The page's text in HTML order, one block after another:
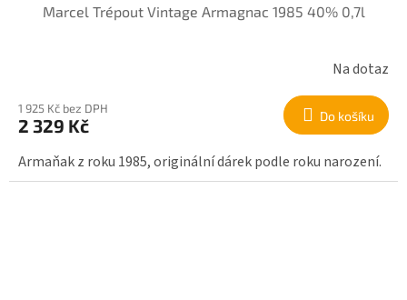
Marcel Trépout Vintage Armagnac 1985 40% 0,7l
Na dotaz
1 925 Kč bez DPH
2 329 Kč Do košíku
Armaňak z roku 1985, originální dárek podle roku narození.